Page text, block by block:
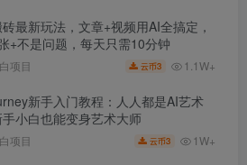
最新玩法，文章+视频用AI全搞定，
+不是问题，每天只需10分钟
项目 云币3 1.1W+
新手入门教程：人人都是AI艺术
小白也能变身艺术大师
项目 云币3 1W+